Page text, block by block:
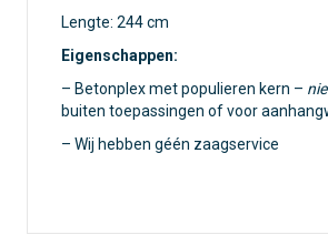
Lengte: 244 cm
Eigenschappen:
– Betonplex met populieren kern –
buiten toepassingen of voor
– Wij hebben géén zaagservice